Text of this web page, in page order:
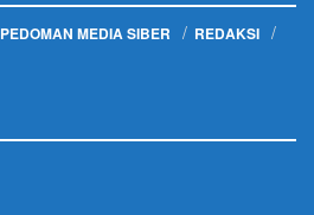
PEDOMAN MEDIA SIBER
REDAKSI